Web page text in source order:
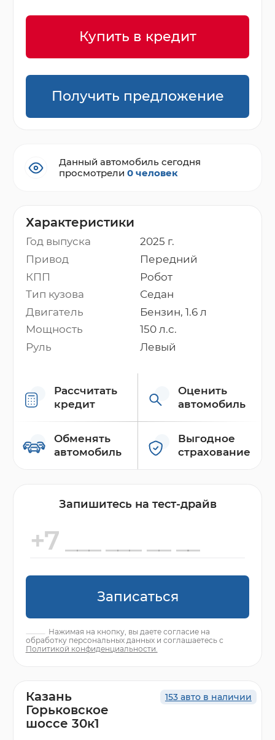
Характеристики
Год выпуска
2025 г.
Привод
Передний
КПП
Робот
Тип кузова
Седан
Двигатель
Бензин, 1.6 л
Мощность
150 л.с.
Руль
Левый
Рассчитать
кредит
Оценить
автомобиль
Обменять
автомобиль
Выгодное
страхование
Купить в кредит
Получить предложение
Данный автомобиль сегодня
просмотрели0 человек
Запишитесь на тест-драйв
Записаться
Нажимая на кнопку, вы даете согласие на
обработку персональных данных и соглашаетесь с
Политикой конфиденциальности.
153 авто в наличии
Казань
Горьковское
шоссе 30к1